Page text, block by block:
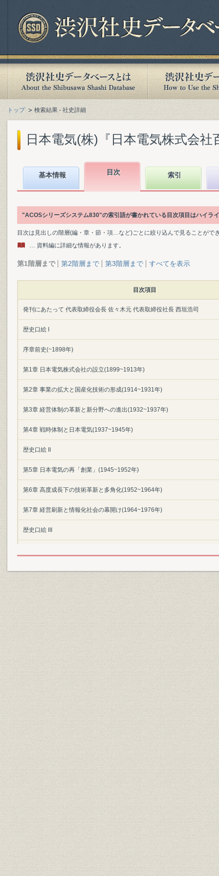
トップ 検索結果 - 社史詳細
日本電気(株)『日本電気株式会社
基本情報 目次 索引
"ACOSシリーズシステム830"の索引語が書かれている目次項目はハイラ
目次は見出しの階層(編・章・節・項…など)ごとに絞り込んで見ることがで
… 資料編に詳細な情報があります。
第1階層まで 第2階層まで 第3階層まで すべてを表示
目次項目
発刊にあたって 代表取締役会長 佐々木元 代表取締役社長 西垣浩司
歴史口絵 I
序章前史(~1898年)
第1章 日本電気株式会社の設立(1899~1913年)
第2章 事業の拡大と国産化技術の形成(1914~1931年)
第3章 経営体制の革新と新分野への進出(1932~1937年)
第4章 戦時体制と日本電気(1937~1945年)
歴史口絵 II
第5章 日本電気の再「創業」(1945~1952年)
第6章 高度成長下の技術革新と多角化(1952~1964年)
第7章 経営刷新と情報化社会の幕開け(1964~1976年)
歴史口絵 III
第9章 通信自由化後の情報通信市場とグローバリゼーション(1985~1989
第10章 マルチメディア社会の到来と新事業体制(1990~1998年)
第11章 新たな100年に向かって
付編
編集を終えて